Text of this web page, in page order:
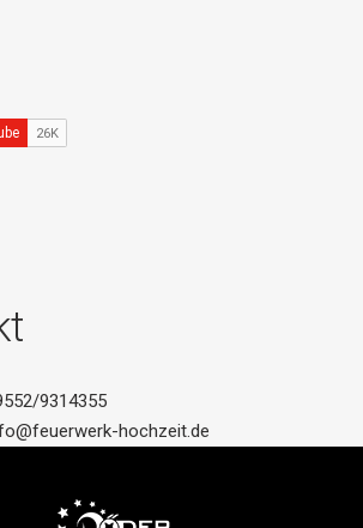
9314355
hochzeit.de